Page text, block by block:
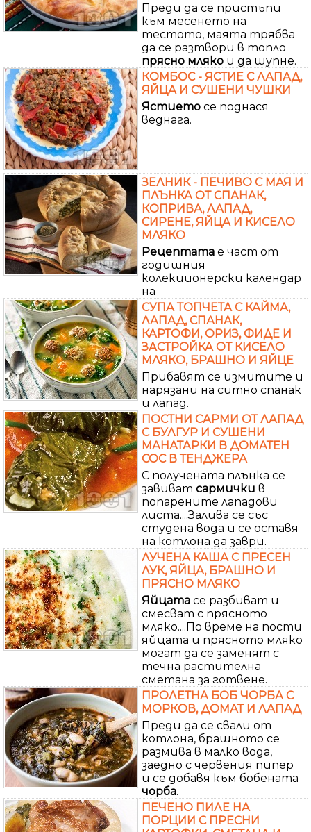
Преди да се пристъпи
към месенето на
тестото, маята трябва
да се разтвори в топло
прясно мляко и да шупне.
КОМБОС - ЯСТИЕ С ЛАПАД,
ЯЙЦА И СУШЕНИ ЧУШКИ
Ястието се поднася
веднага.
ЗЕЛНИК - ПЕЧИВО С МАЯ И
ПЛЪНКА ОТ СПАНАК,
КОПРИВА, ЛАПАД,
СИРЕНЕ, ЯЙЦА И КИСЕЛО
МЛЯКО
Рецептата е част от
годишния
колекционерски календар
на
СУПА ТОПЧЕТА С КАЙМА,
ЛАПАД, СПАНАК,
КАРТОФИ, ОРИЗ, ФИДЕ И
ЗАСТРОЙКА ОТ КИСЕЛО
МЛЯКО, БРАШНО И ЯЙЦЕ
Прибавят се измитите и
нарязани на ситно спанак
и лапад.
ПОСТНИ САРМИ ОТ ЛАПАД
С БУЛГУР И СУШЕНИ
МАНАТАРКИ В ДОМАТЕН
СОС В ТЕНДЖЕРА
С получената плънка се
завиват сармички в
попарените лападови
листа....Залива се със
студена вода и се оставя
на котлона да заври.
ЛУЧЕНА КАША С ПРЕСЕН
ЛУК, ЯЙЦА, БРАШНО И
ПРЯСНО МЛЯКО
Яйцата се разбиват и
смесват с прясното
мляко....По време на пости
яйцата и прясното мляко
могат да се заменят с
течна растителна
сметана за готвене.
ПРОЛЕТНА БОБ ЧОРБА С
МОРКОВ, ДОМАТ И ЛАПАД
Преди да се свали от
котлона, брашното се
размива в малко вода,
заедно с червения пипер
и се добавя към бобената
чорба.
ПЕЧЕНО ПИЛЕ НА
ПОРЦИИ С ПРЕСНИ